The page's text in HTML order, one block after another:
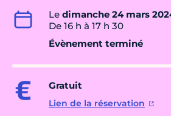
Le dimanche 24 mars
De 16 h à 17 h 30
Évènement terminé
Gratuit
Lien de la réservation